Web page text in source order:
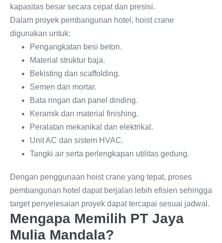
kapasitas besar secara cepat dan presisi.
Dalam proyek pembangunan hotel, hoist crane
digunakan untuk:
Pengangkatan besi beton.
Material struktur baja.
Bekisting dan scaffolding.
Semen dan mortar.
Bata ringan dan panel dinding.
Keramik dan material finishing.
Peralatan mekanikal dan elektrikal.
Unit AC dan sistem HVAC.
Tangki air serta perlengkapan utilitas gedung.
Dengan penggunaan hoist crane yang tepat, proses
pembangunan hotel dapat berjalan lebih efisien sehingga
target penyelesaian proyek dapat tercapai sesuai jadwal.
Mengapa Memilih PT Jaya
Mulia Mandala?